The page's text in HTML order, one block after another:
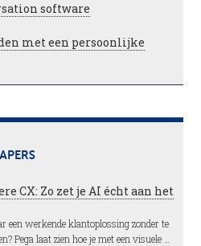
software
met een persoonlijke
CX: Zo zet je AI écht aan het
een werkende klantoplossing zonder te
Pega laat zien hoe je met een visuele …